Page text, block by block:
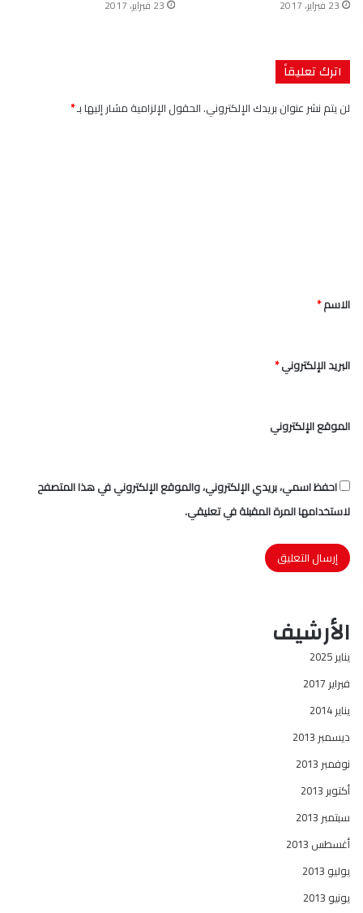
23 فبراير، 2017 23 فبراير، 2017
اترك تعليقاً
لن يتم نشر عنوان بريدك الإلكتروني.الحقول الإلزامية مشار إليها بـ*
*
الاسم*
البريد الإلكتروني*
الموقع الإلكتروني
احفظ اسمي، بريدي الإلكتروني، والموقع الإلكتروني في هذا المتصفح
لاستخدامها المرة المقبلة في تعليقي.
الأرشيف
يناير 2025
فبراير 2017
يناير 2014
ديسمبر 2013
نوفمبر 2013
أكتوبر 2013
سبتمبر 2013
أغسطس 2013
يوليو 2013
يونيو 2013